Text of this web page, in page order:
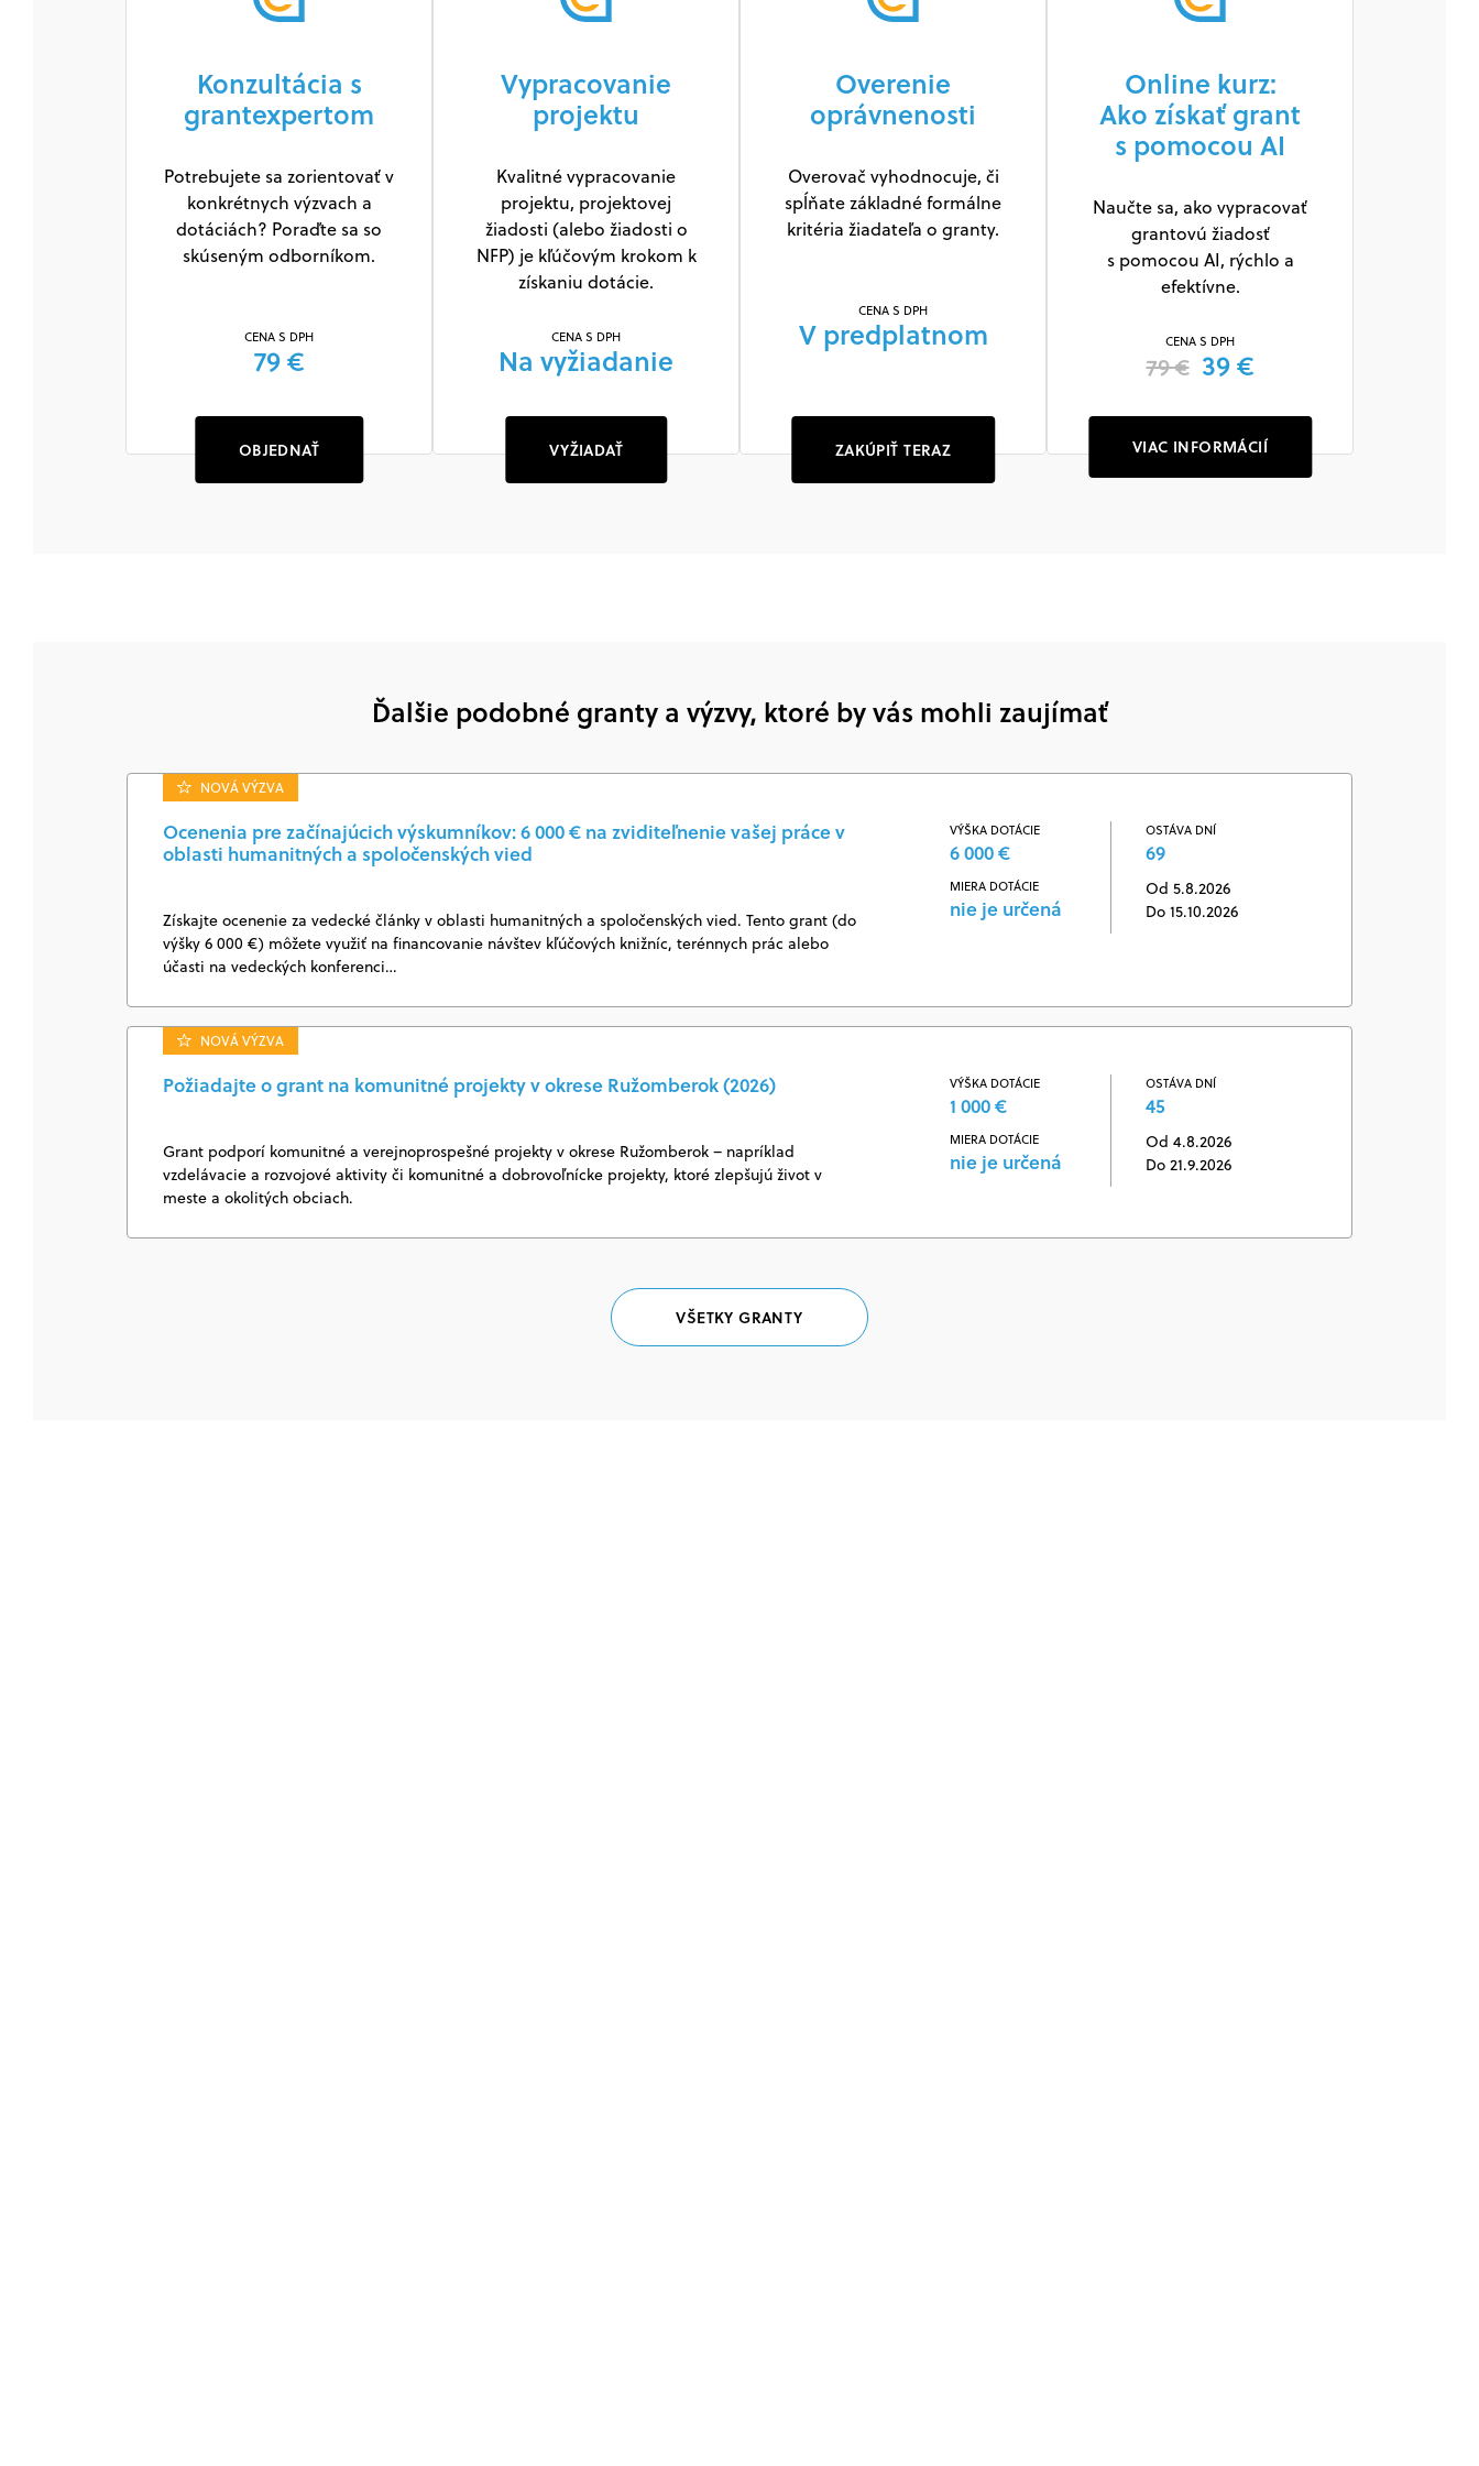
Konzultácia s
grantexpertom
Potrebujete sa zorientovať v
konkrétnych výzvach a
dotáciách? Poraďte sa so
skúseným odborníkom.
CENA S DPH
79 €
OBJEDNAŤ
Vypracovanie
projektu
Kvalitné vypracovanie
projektu, projektovej
žiadosti (alebo žiadosti o
NFP) je kľúčovým krokom k
získaniu dotácie.
CENA S DPH
Na vyžiadanie
VYŽIADAŤ
Overenie
oprávnenosti
Overovač vyhodnocuje, či
spĺňate základné formálne
kritéria žiadateľa o granty.
CENA S DPH
V predplatnom
ZAKÚPIŤ TERAZ
Online kurz:
Ako získať grant
s pomocou AI
Naučte sa, ako vypracovať
grantovú žiadosť
s pomocou AI, rýchlo a
efektívne.
CENA S DPH
79 € 39 €
VIAC INFORMÁCIÍ
Ďalšie podobné granty a výzvy, ktoré by vás mohli zaujímať
NOVÁ VÝZVA
Ocenenia pre začínajúcich výskumníkov: 6 000 € na zviditeľnenie vašej práce v
oblasti humanitných a spoločenských vied
Získajte ocenenie za vedecké články v oblasti humanitných a spoločenských vied. Tento grant (do
výšky 6 000 €) môžete využiť na financovanie návštev kľúčových knižníc, terénnych prác alebo
účasti na vedeckých konferenci…
VÝŠKA DOTÁCIE
6 000 €
MIERA DOTÁCIE
nie je určená
OSTÁVA DNÍ
69
Od 5.8.2026
Do 15.10.2026
NOVÁ VÝZVA
Požiadajte o grant na komunitné projekty v okrese Ružomberok (2026)
Grant podporí komunitné a verejnoprospešné projekty v okrese Ružomberok – napríklad
vzdelávacie a rozvojové aktivity či komunitné a dobrovoľnícke projekty, ktoré zlepšujú život v
meste a okolitých obciach.
VÝŠKA DOTÁCIE
1 000 €
MIERA DOTÁCIE
nie je určená
OSTÁVA DNÍ
45
Od 4.8.2026
Do 21.9.2026
VŠETKY GRANTY